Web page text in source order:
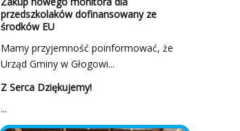
przedszkolaków dofinansowany ze
środków EU
Mamy przyjemność poinformować, że
Urząd Gminy w Głogowi...
Z Serca Dziękujemy!
...